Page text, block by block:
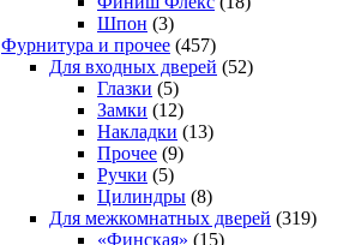
Шпон (3)
Фурнитура и прочее (457)
Для входных дверей (52)
Глазки (5)
Замки (12)
Накладки (13)
Прочее (9)
Ручки (5)
Цилиндры (8)
Для межкомнатных дверей (319)
«Финская» (15)